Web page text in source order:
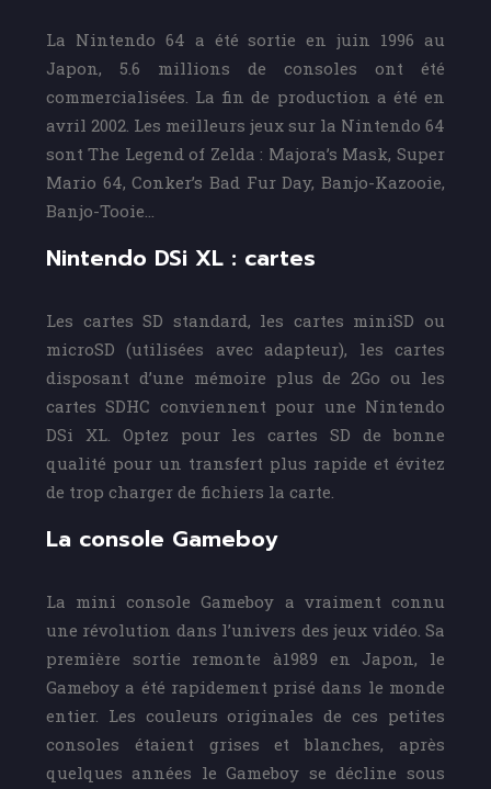
La Nintendo 64 a été sortie en juin 1996 au
Japon, 5.6 millions de consoles ont été
commercialisées. La fin de production a été en
avril 2002. Les meilleurs jeux sur la Nintendo 64
sont The Legend of Zelda : Majora’s Mask, Super
Mario 64, Conker’s Bad Fur Day, Banjo-Kazooie,
Banjo-Tooie…
Nintendo DSi XL : cartes
Les cartes SD standard, les cartes miniSD ou
microSD (utilisées avec adapteur), les cartes
disposant d’une mémoire plus de 2Go ou les
cartes SDHC conviennent pour une Nintendo
DSi XL. Optez pour les cartes SD de bonne
qualité pour un transfert plus rapide et évitez
de trop charger de fichiers la carte.
La console Gameboy
La mini console Gameboy a vraiment connu
une révolution dans l’univers des jeux vidéo. Sa
première sortie remonte à1989 en Japon, le
Gameboy a été rapidement prisé dans le monde
entier. Les couleurs originales de ces petites
consoles étaient grises et blanches, après
quelques années le Gameboy se décline sous